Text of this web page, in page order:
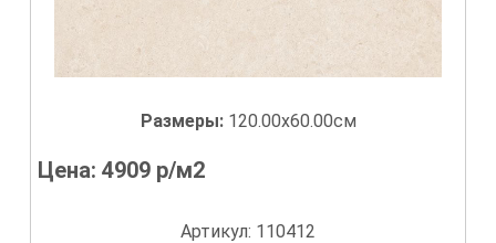
Размеры: 120.00x60.00см
Цена:4909 р/м2
Артикул: 110412